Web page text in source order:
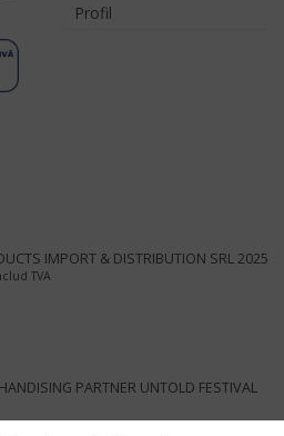
Profil
IMPORT & DISTRIBUTION SRL 2025
TVA
PARTNER UNTOLD FESTIVAL